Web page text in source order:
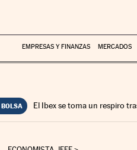
EMPRESAS Y FINANZAS MERCADOS
El Ibex se toma un respiro